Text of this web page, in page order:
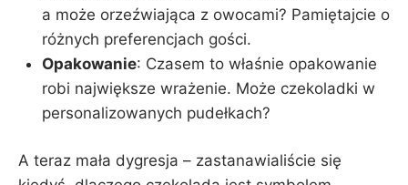
a może orzeźwiająca z owocami? Pamiętajcie o
różnych preferencjach gości.
Opakowanie: Czasem to właśnie opakowanie
robi największe wrażenie. Może czekoladki w
personalizowanych pudełkach?
A teraz mała dygresja – zastanawialiście się